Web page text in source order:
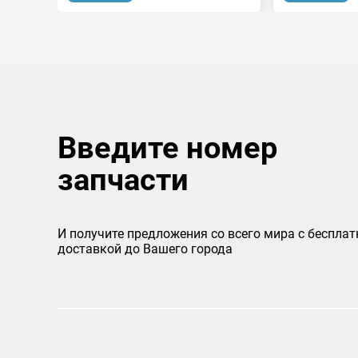
Введите номер
запчасти
И получите предложения со всего мира с
доставкой до Вашего города